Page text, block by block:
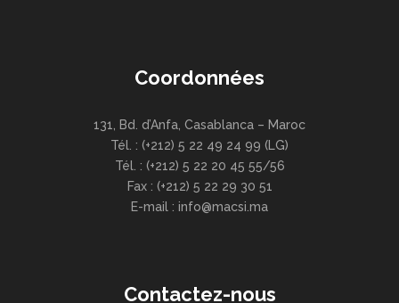
Coordonnées
131, Bd. d’Anfa, Casablanca – Maroc
Tél. : (+212) 5 22 49 24 99 (LG)
Tél. : (+212) 5 22 20 45 55/56
Fax : (+212) 5 22 29 30 51
E-mail : info@macsi.ma
Contactez-nous